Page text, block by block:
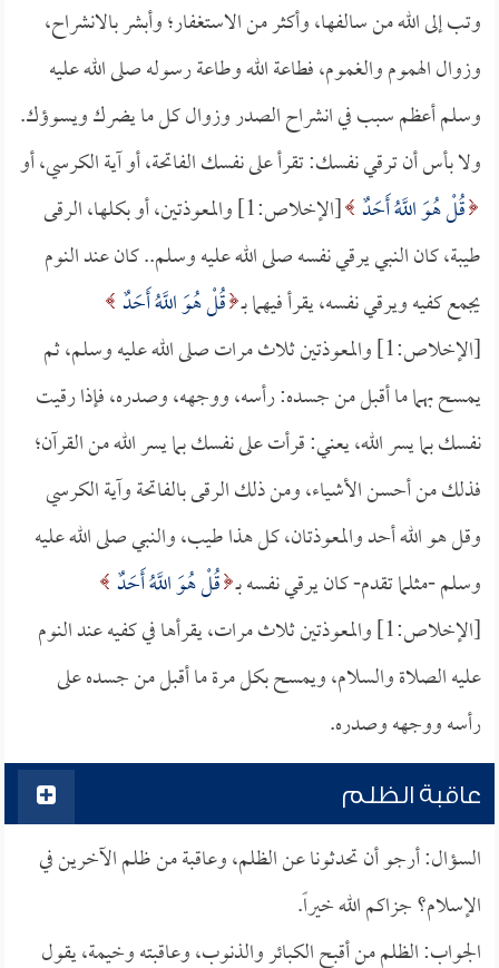
وتب إلى الله من سالفها، وأكثر من الاستغفار؛ وأبشر بالانشراح،
وزوال الهموم والغموم، فطاعة الله وطاعة رسوله صلى الله عليه
وسلم أعظم سبب في انشراح الصدر وزوال كل ما يضرك ويسوؤك.
ولا بأس أن ترقي نفسك: تقرأ على نفسك الفاتحة، أو آية الكرسي، أو
قُلْ هُوَ اللَّهُ أَحَدٌ
[الإخلاص:1] والمعوذتين، أو بكلها، الرقى
طيبة، كان النبي يرقي نفسه صلى الله عليه وسلم.. كان عند النوم
يجمع كفيه ويرقي نفسه، يقرأ فيهما بـ قُلْ هُوَ اللَّهُ أَحَدٌ
[الإخلاص:1] والمعوذتين ثلاث مرات صلى الله عليه وسلم، ثم
يمسح بهما ما أقبل من جسده: رأسه، ووجهه، وصدره، فإذا رقيت
نفسك بما يسر الله، يعني: قرأت على نفسك بما يسر الله من القرآن؛
فذلك من أحسن الأشياء، ومن ذلك الرقى بالفاتحة وآية الكرسي
وقل هو الله أحد والمعوذتان، كل هذا طيب، والنبي صلى الله عليه
وسلم -مثلما تقدم- كان يرقي نفسه بـ قُلْ هُوَ اللَّهُ أَحَدٌ
[الإخلاص:1] والمعوذتين ثلاث مرات، يقرأها في كفيه عند النوم
عليه الصلاة والسلام، ويمسح بكل مرة ما أقبل من جسده على
رأسه ووجهه وصدره.
عاقبة الظلم
السؤال: أرجو أن تحدثونا عن الظلم، وعاقبة من ظلم الآخرين في
الإسلام؟ جزاكم الله خيراً.
الجواب: الظلم من أقبح الكبائر والذنوب، وعاقبته وخيمة، يقول